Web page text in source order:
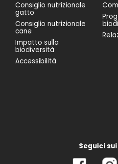
Consiglio nutrizionale
gatto
Consiglio nutrizionale
cane
Impatto sulla
biodiversità
Accessibilità
Seguici